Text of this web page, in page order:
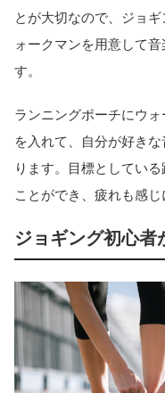
とが大切なので、ジョ
ォークマンを用意して
す。
ランニングポーチにウ
を入れて、自分が好き
ります。目標としてい
ことができ、疲れも感じ
ジョギング初心者